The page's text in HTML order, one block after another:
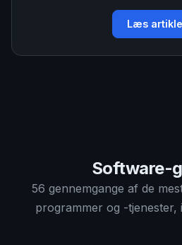
Læs
Software-
56 gennemgange af de
programmer og -tjenester,